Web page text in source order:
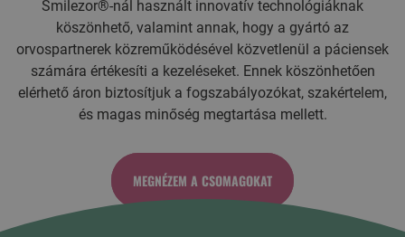
Smilezor®-nál használt innovatív technológiáknak
köszönhető, valamint annak, hogy a gyártó az
orvospartnerek közreműködésével közvetlenül a páciensek
számára értékesíti a kezeléseket. Ennek köszönhetően
elérhető áron biztosítjuk a fogszabályozókat, szakértelem,
és magas minőség megtartása mellett.
MEGNÉZEM A CSOMAGOKAT